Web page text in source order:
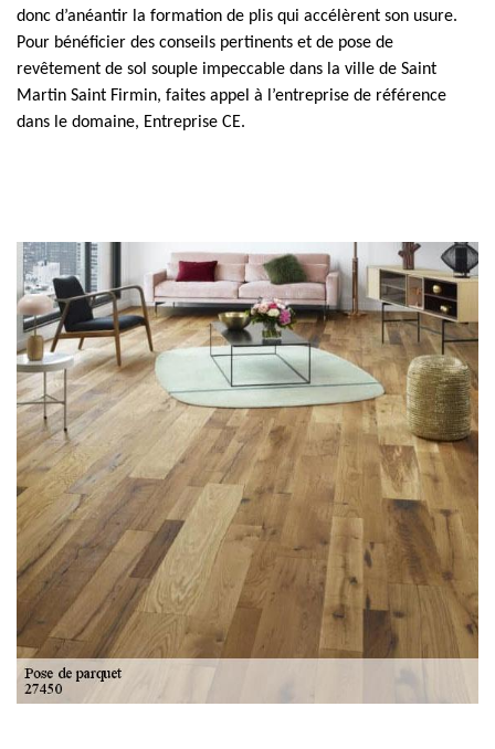
donc d’anéantir la formation de plis qui accélèrent son usure.
Pour bénéficier des conseils pertinents et de pose de
revêtement de sol souple impeccable dans la ville de Saint
Martin Saint Firmin, faites appel à l’entreprise de référence
dans le domaine, Entreprise CE.